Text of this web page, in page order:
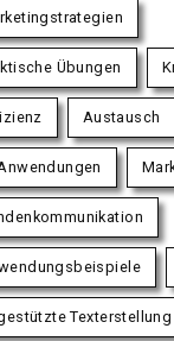
Übungen
Austausch
Texterstellung